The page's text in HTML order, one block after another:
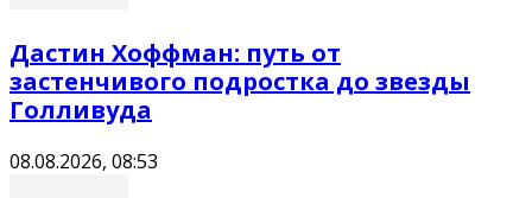
Дастин Хоффман: путь от
застенчивого подростка до звезды
Голливуда
08.08.2026, 08:53